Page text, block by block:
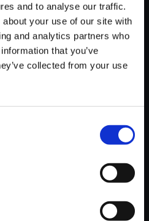
and to analyse our traffic.
your use of our site with
and analytics partners who
that you’ve
collected from your use
】バイオハザード7 レジ
イービル オリジナル・サ
トラック Kill or Be Killed